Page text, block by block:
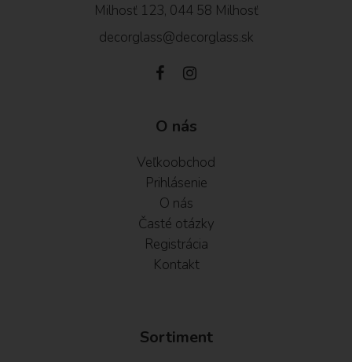
Milhosť 123, 044 58 Milhosť
decorglass@decorglass.sk
O nás
Veľkoobchod
Prihlásenie
O nás
Časté otázky
Registrácia
Kontakt
Sortiment